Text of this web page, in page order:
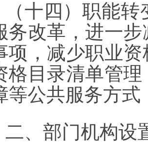
（十四）职能
务改革，进一
项，减少职业
格目录清单管
等公共服务方
二、 部门机构设